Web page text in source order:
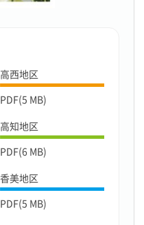
高西地区
PDF(5 MB)
高知地区
PDF(6 MB)
香美地区
PDF(5 MB)